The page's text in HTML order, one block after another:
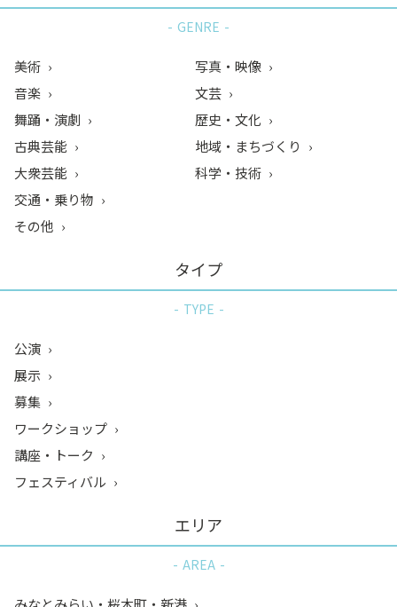
GENRE
美術
音楽
舞踊・演劇
古典芸能
大衆芸能
写真・映像
文芸
歴史・文化
地域・まちづくり
科学・技術
交通・乗り物
その他
タイプ
TYPE
公演
展示
募集
ワークショップ
講座・トーク
フェスティバル
エリア
AREA